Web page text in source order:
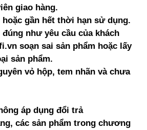
giao hàng.
hoặc gần hết thời hạn sử dụng.
đúng như yêu cầu của khách
soạn sai sản phẩm hoặc lấy
sản phẩm.
vỏ hộp, tem nhãn và chưa
áp dụng đổi trả
các sản phẩm trong chương